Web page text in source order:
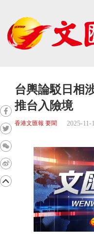
台輿論駁日相
推台入險境
香港文匯報 要聞 2025-11-